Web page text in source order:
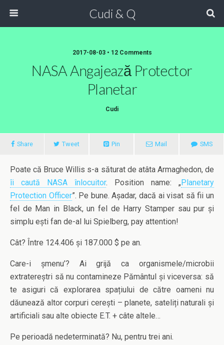
Cudi & Q
2017-08-03 • 12 Comments
NASA Angajează Protector
Planetar
Cudi
Share Tweet Pin Mail SMS
Poate că Bruce Willis s-a săturat de atâta Armaghedon, de
îi caută NASA înlocuitor. Position name: „Planetary
Protection Officer”. Pe bune. Așadar, dacă ai visat să fii un
fel de Man in Black, un fel de Harry Stamper sau pur și
simplu ești fan de-al lui Spielberg, pay attention!
Cât? Între 124.406 și 187.000 $ pe an.
Care-i șmenu’? Ai grijă ca organismele/microbii
extratereștri să nu contamineze Pământul și viceversa: să
te asiguri că explorarea spațiului de către oameni nu
dăunează altor corpuri cerești – planete, sateliți naturali și
artificiali sau alte obiecte E.T. + câte altele…
Pe perioadă nedeterminată? Nu, pentru trei ani.